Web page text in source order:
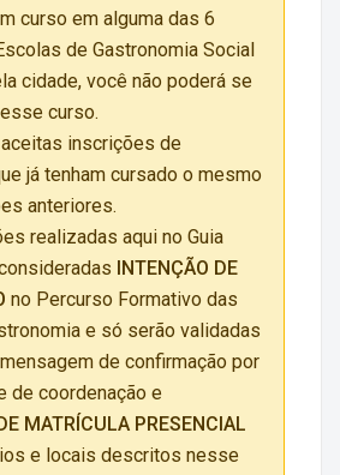
curso em alguma das 6
de Gastronomia Social
cidade, você não poderá se
curso.
inscrições de
já tenham cursado o mesmo
anteriores.
realizadas aqui no Guia
INTENÇÃO DE
no Percurso Formativo das
e só serão validadas
de confirmação por
de coordenação e
MATRÍCULA PRESENCIAL
e locais descritos nesse